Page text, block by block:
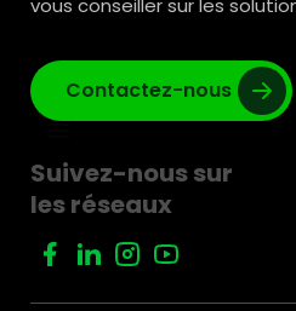
vous conseiller sur les
Contactez-nous
Suivez-nous sur
les réseaux